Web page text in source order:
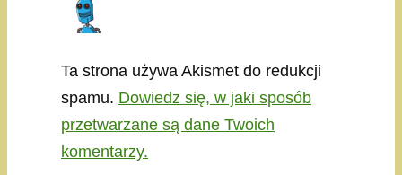
Ta strona używa Akismet do redukcji
spamu. Dowiedz się, w jaki sposób
przetwarzane są dane Twoich
komentarzy.